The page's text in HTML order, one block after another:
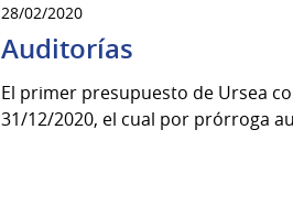
28/02/2020
Auditorías
El primer presupuesto de Ursea
31/12/2020, el cual por prórroga